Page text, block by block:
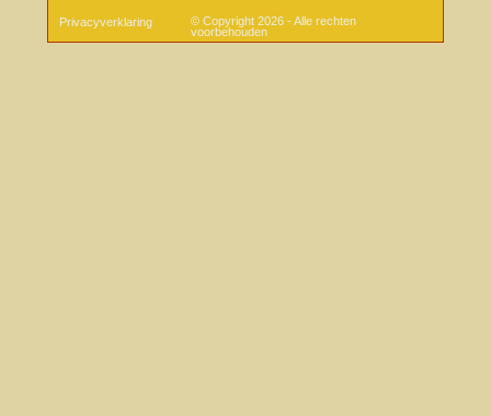
Privacyverklaring
© Copyright 2026 - Alle rechten
voorbehouden